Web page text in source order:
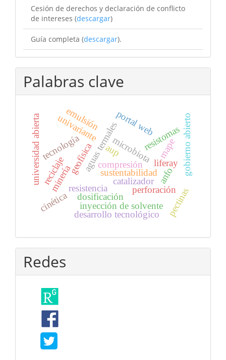
Cesión de derechos y declaración de conflicto
de intereses (descargar)
Guía completa (descargar).
Palabras clave
sustentabilidad
tecnología
resistencia
dosificación
catalizador
compresión
aguas termalesmicrobiotaresistomas
inyección de solvente
perforación
univariante
geofísica
minería
reciclaje
portal web gobierno abierto
universidad abierta liferay
aup
pectinas
cinética
desarrollo tecnológico
mape
emulsión
anfo
Redes